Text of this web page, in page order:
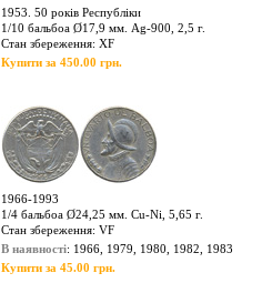
1953. 50 років Республіки
1/10 бальбоа Ø17,9 мм. Ag-900, 2,5 г.
Стан збереження: XF
Купити за 450.00 грн.
1966-1993
1/4 бальбоа Ø24,25 мм. Cu-Ni, 5,65 г.
Стан збереження: VF
В наявності: 1966, 1979, 1980, 1982, 1983
Купити за 45.00 грн.